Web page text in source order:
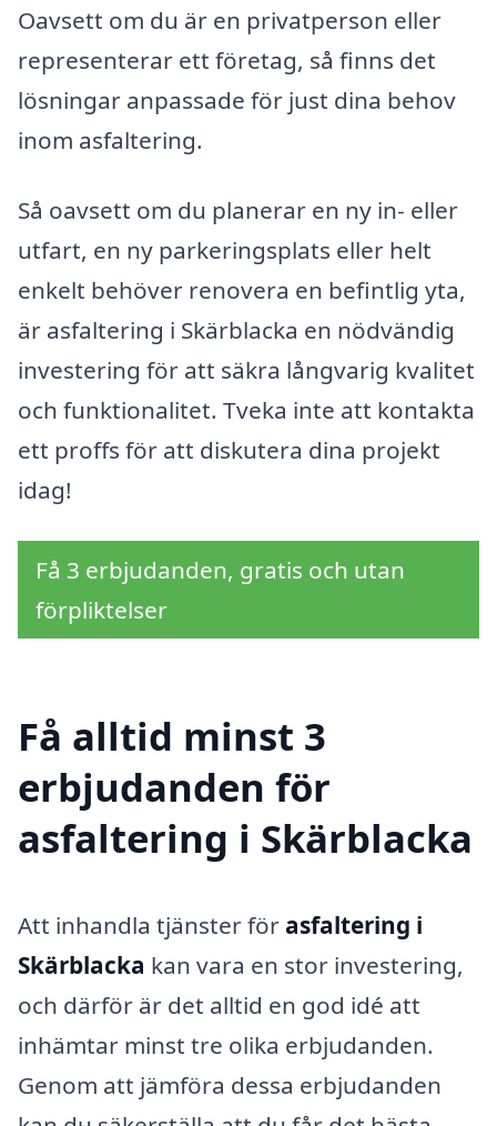
Oavsett om du är en privatperson eller
representerar ett företag, så finns det
lösningar anpassade för just dina behov
inom asfaltering.
Så oavsett om du planerar en ny in- eller
utfart, en ny parkeringsplats eller helt
enkelt behöver renovera en befintlig yta,
är asfaltering i Skärblacka en nödvändig
investering för att säkra långvarig kvalitet
och funktionalitet. Tveka inte att kontakta
ett proffs för att diskutera dina projekt
idag!
Få 3 erbjudanden, gratis och utan
förpliktelser
Få alltid minst 3
erbjudanden för
asfaltering i Skärblacka
Att inhandla tjänster för asfaltering i
Skärblacka kan vara en stor investering,
och därför är det alltid en god idé att
inhämtar minst tre olika erbjudanden.
Genom att jämföra dessa erbjudanden